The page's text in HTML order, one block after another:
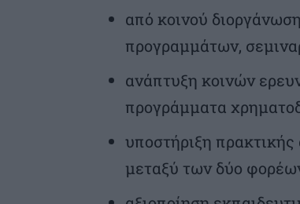
από κοινού
προγραμμάτων,
ανάπτυξη κοινών
προγράμματα
υποστήριξη
μεταξύ των δύο